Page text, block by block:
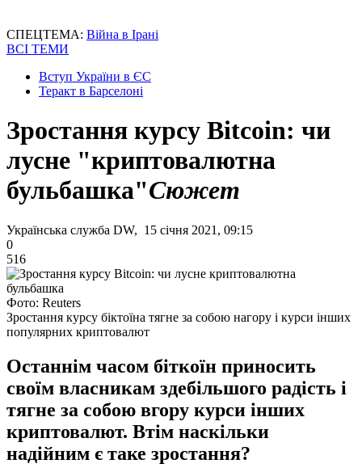
СПЕЦТЕМА: Війна в Ірані
ВСІ ТЕМИ
Вступ України в ЄС
Теракт в Барселоні
Зростання курсу Bitcoin: чи
лусне "криптовалютна
бульбашка"Сюжет
Українська служба DW, 15 січня 2021, 09:15
0
516
Фото: Reuters
Зростання курсу біктоїна тягне за собою нагору і курси інших
популярних криптовалют
Останнім часом біткоїн приносить
своїм власникам здебільшого радість і
тягне за собою вгору курси інших
криптовалют. Втім наскільки
надійним є таке зростання?